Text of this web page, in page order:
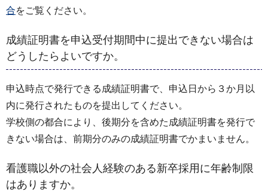
合をご覧ください。
成績証明書を申込受付期間中に提出できない場合は
どうしたらよいですか。
申込時点で発行できる成績証明書で、申込日から３か月以
内に発行されたものを提出してください。
学校側の都合により、後期分を含めた成績証明書を発行で
きない場合は、前期分のみの成績証明書でかまいません。
看護職以外の社会人経験のある新卒採用に年齢制限
はありますか。